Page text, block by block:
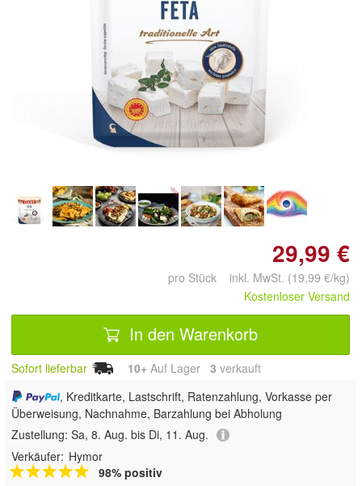
Doppelt antippen zum
vergrößern
29,99 €
pro Stück inkl. MwSt. (19,99 €/kg)
Kostenloser Versand
In den Warenkorb
Sofort lieferbar 10+ Auf Lager 3 verkauft
, Kreditkarte, Lastschrift, Ratenzahlung, Vorkasse per
Überweisung, Nachnahme, Barzahlung bei Abholung
Zustellung: Sa, 8. Aug. bis Di, 11. Aug.
Verkäufer: Hymor
98% positiv